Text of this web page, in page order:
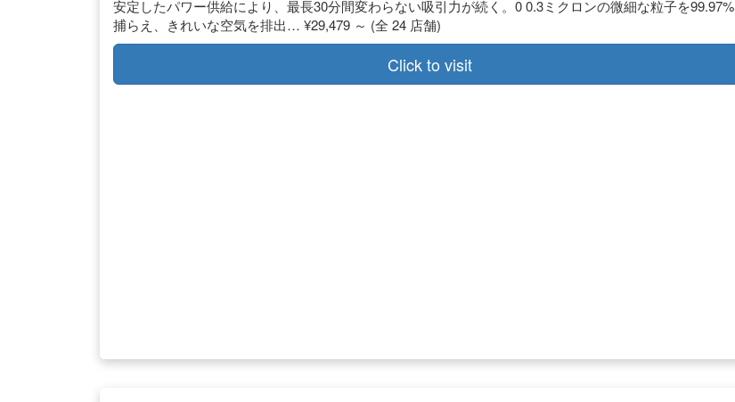
安定したパワー供給により、最長30分間変わらない吸引力が続く。0 0.3ミクロンの微細な粒子を99.97%
捕らえ、きれいな空気を排出… ¥29,479 ～ (全 24 店舗)
Click to visit